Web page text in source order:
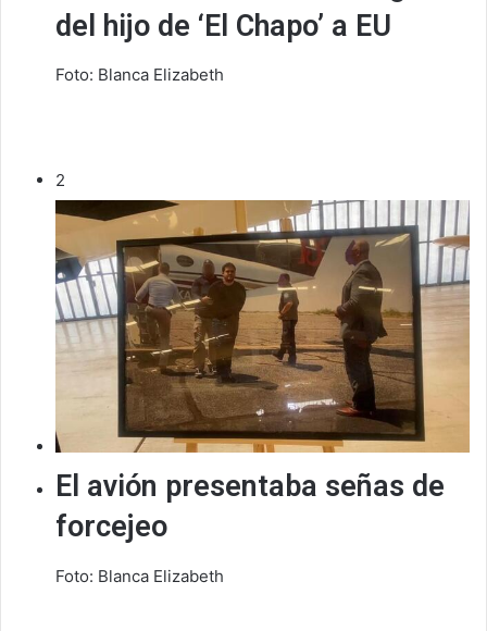
del hijo de ‘El Chapo’ a EU
Foto: Blanca Elizabeth
2
El avión presentaba señas de
forcejeo
Foto: Blanca Elizabeth